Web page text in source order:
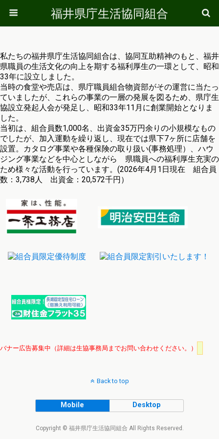
福井県庁生活協同組合
私たちの福井県庁生活協同組合は、協同互助精神のもと、福井
県職員の生活文化の向上を期する福利厚生の一環として、昭和
33年に設立しました。
当時の食堂や売店は、県庁職員組合物資部がその運営に当たっ
ていましたが、これらの事業の一層の発展を図るため、県庁生
協設立発起人会が発足し、昭和33年11月に創業開始となりま
した。
当初は、組合員数1,000名、出資金35万円余りの小規模なもの
でしたが、加入運動を繰り返し、現在では県下7ヶ所に店舗を
設置。カタログ事業や各種保険の取り扱い(事務処理）、ハウ
ジング事業などを中心としながら 県職員への福利厚生充実の
ため様々な活動を行っています。(2026年4月1日現在 組合員
数：3,738人 出資金：20,572千円）
バナー広告募集中（詳細は生協事務局までお問い合わせください。）
Back to top
Mobile Desktop
Copyright © 福井県庁生活協同組合 All Rights Reserved.